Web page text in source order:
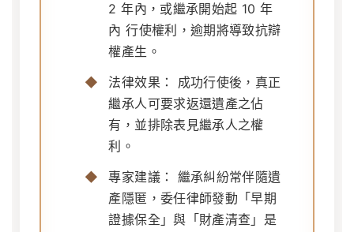
2 年內 ，或繼承開始起 10 年
內 行使權利，逾期將導致抗辯
權產生。
法律效果：
成功行使後，真正
繼承人可要求返還遺產之佔
有，並排除表見繼承人之權
利。
專家建議：
繼承糾紛常伴隨遺
產隱匿，委任律師發動「早期
證據保全」與「財產清查」是